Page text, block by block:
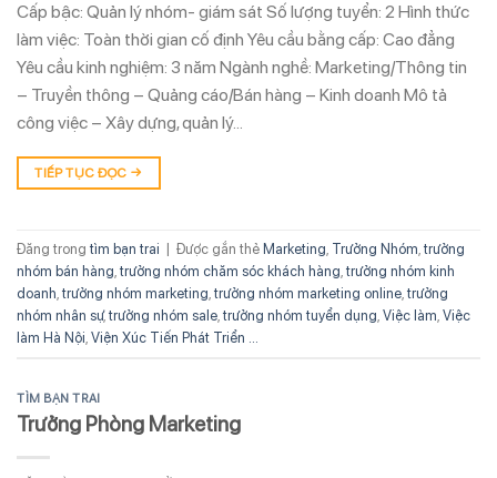
Cấp bậc: Quản lý nhóm- giám sát Số lượng tuyển: 2 Hình thức
làm việc: Toàn thời gian cố định Yêu cầu bằng cấp: Cao đẳng
Yêu cầu kinh nghiệm: 3 năm Ngành nghề: Marketing/Thông tin
– Truyền thông – Quảng cáo/Bán hàng – Kinh doanh Mô tả
công việc – Xây dựng, quản lý…
TIẾP TỤC ĐỌC →
Đăng trong tìm bạn trai | Được gắn thẻ Marketing Trưởng Nhóm trưởng
nhóm bán hàng trưởng nhóm chăm sóc khách hàng trưởng nhóm kinh
doanh trưởng nhóm marketing trưởng nhóm marketing online trưởng
nhóm nhân sự, trưởng nhóm sale trưởng nhóm tuyển dụng Việc làm Việc
làm Hà Nội Viện Xúc Tiến Phát Triển ...
TÌM BẠN TRAI
Trưởng Phòng Marketing